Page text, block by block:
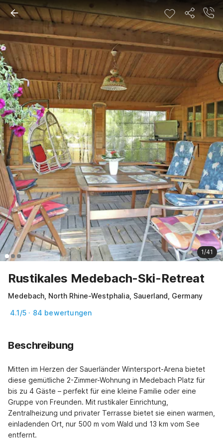
1/41
Rustikales Medebach-Ski-Retreat
Medebach, North Rhine-Westphalia, Sauerland, Germany
4.1/5 · 84 bewertungen
Beschreibung
Mitten im Herzen der Sauerländer Wintersport-Arena bietet
diese gemütliche 2-Zimmer-Wohnung in Medebach Platz für
bis zu 4 Gäste – perfekt für eine kleine Familie oder eine
Gruppe von Freunden. Mit rustikaler Einrichtung,
Zentralheizung und privater Terrasse bietet sie einen warmen,
einladenden Ort, nur 500 m vom Wald und 13 km vom See
entfernt.